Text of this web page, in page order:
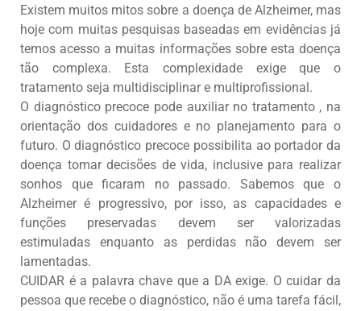
Existem muitos mitos sobre a doença de Alzheimer, mas
hoje com muitas pesquisas baseadas em evidências já
temos acesso a muitas informações sobre esta doença
tão complexa. Esta complexidade exige que o
tratamento seja multidisciplinar e multiprofissional.
O diagnóstico precoce pode auxiliar no tratamento , na
orientação dos cuidadores e no planejamento para o
futuro. O diagnóstico precoce possibilita ao portador da
doença tomar decisões de vida, inclusive para realizar
sonhos que ficaram no passado. Sabemos que o
Alzheimer é progressivo, por isso, as capacidades e
funções preservadas devem ser valorizadas
estimuladas enquanto as perdidas não devem ser
lamentadas.
CUIDAR é a palavra chave que a DA exige. O cuidar da
pessoa que recebe o diagnóstico, não é uma tarefa fácil,